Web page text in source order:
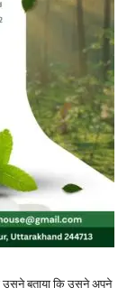
उसने बताया कि उसने अपने